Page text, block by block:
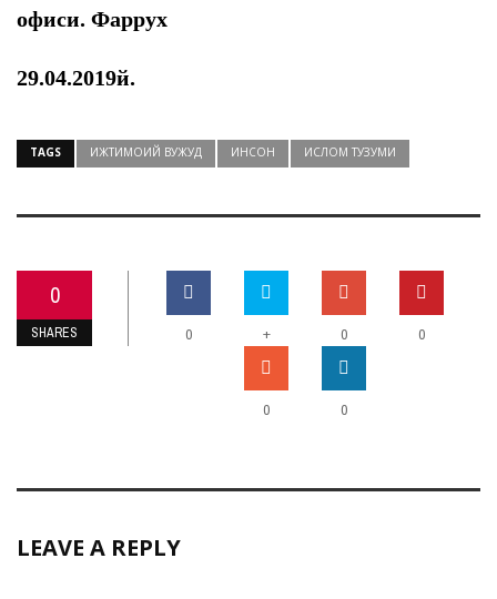
офиси. Фаррух
29.04.2019й.
TAGS ИЖТИМОИЙ ВУЖУД ИНСОН ИСЛОМ ТУЗУМИ
0
SHARES 0 + 0 0
0 0
LEAVE A REPLY